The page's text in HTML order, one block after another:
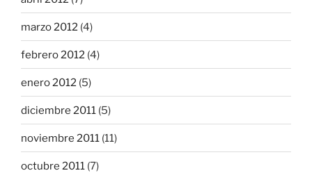
marzo 2012 (4)
febrero 2012 (4)
enero 2012 (5)
diciembre 2011 (5)
noviembre 2011 (11)
octubre 2011 (7)